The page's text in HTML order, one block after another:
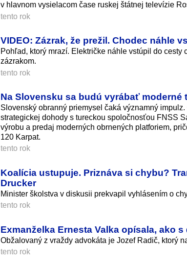
v hlavnom vysielacom čase ruskej štátnej televízie
tento rok
VIDEO: Zázrak, že prežil. Chodec náhle
Pohľad, ktorý mrazí. Električke náhle vstúpil do
zázrakom.
tento rok
Na Slovensku sa budú vyrábať moderné
Slovenský obranný priemysel čaká významný
strategickej dohody s tureckou spoločnosťou FNSS
výrobu a predaj moderných obrnených platforiem,
120 Karpat.
tento rok
Koalícia ustupuje. Priznáva si chybu?
Drucker
Minister školstva v diskusii prekvapil vyhlásením o
tento rok
Exmanželka Ernesta Valka opísala, ako
Obžalovaný z vraždy advokáta je Jozef Radič, ktorý
tento rok